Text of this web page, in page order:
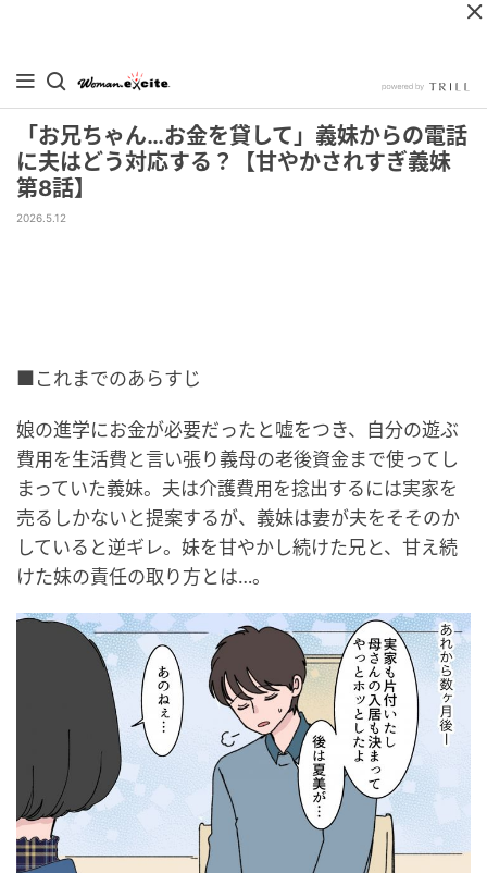
「お兄ちゃん…お金を貸して」義妹からの電話
に夫はどう対応する？【甘やかされすぎ義妹
第8話】
2026.5.12
■これまでのあらすじ
娘の進学にお金が必要だったと嘘をつき、自分の遊ぶ
費用を生活費と言い張り義母の老後資金まで使ってし
まっていた義妹。夫は介護費用を捻出するには実家を
売るしかないと提案するが、義妹は妻が夫をそそのか
していると逆ギレ。妹を甘やかし続けた兄と、甘え続
けた妹の責任の取り方とは…。